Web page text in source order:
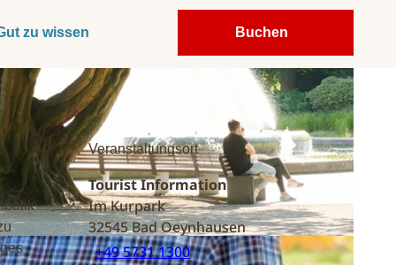
zu wissen Buchen
Veranstaltungsort
Tourist Information
Im Kurpark
32545Bad Oeynhausen
+49 5731 1300